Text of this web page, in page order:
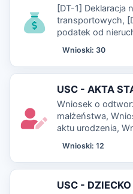
[DT-1] Deklaracja
transportowych,
podatek od
Informacja o
obiektach
Wnioski: 30
USC - AKTA
Wniosek o
małżeństwa,
aktu urodzenia,
odpisu aktu
Wnioski: 12
USC - DZIECKO